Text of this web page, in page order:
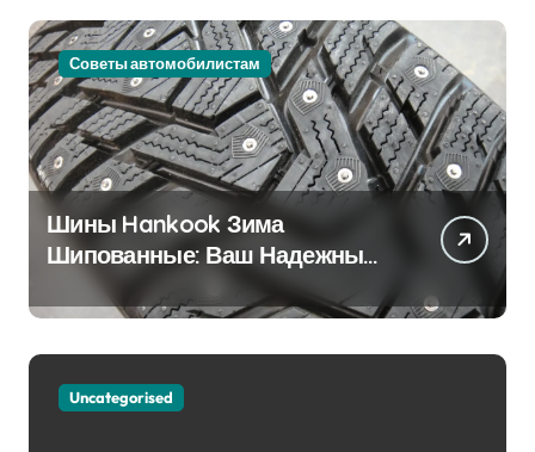
Советы автомобилистам
Шины Hankook Зима
Шипованные: Ваш Надежный
Партнёр на Снежных Дорогах
Uncategorised